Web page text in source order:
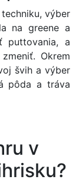
výber
na greene a
puttovania, a
Okrem
švih a výber
pôda a tráva
v